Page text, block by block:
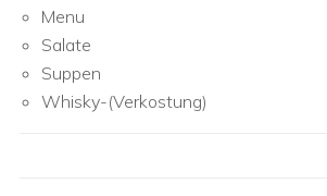
Menu
Salate
Suppen
Whisky-(Verkostung)